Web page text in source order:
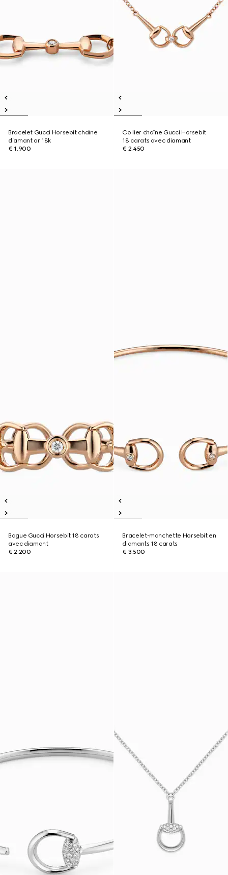
Bracelet Gucci Horsebit chaîne
diamant or 18k
€ 1.900
Collier chaîne Gucci Horsebit
18 carats avec diamant
€ 2.450
Bague Gucci Horsebit 18 carats
avec diamant
€ 2.200
Bracelet-manchette Horsebit en
diamants 18 carats
€ 3.500